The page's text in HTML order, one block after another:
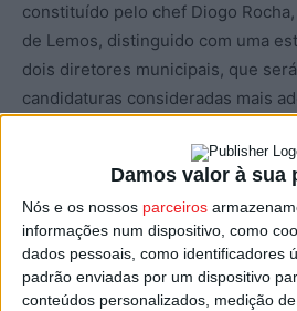
Damos valor à sua
Nós e os nossos parceiros
informações num dispositivo, como
dados pessoais, como identificadores
padrão enviadas por um dispositivo
conteúdos personalizados, medição
constituído pelo chef Diogo
de Lemos, distinguido com uma
dois diretores municipais, que
candidaturas consideradas mais
A qualidade do projeto e o valor
proposta serão os critérios que o
consideração na sua apreciação
lojas destinadas à restauração.